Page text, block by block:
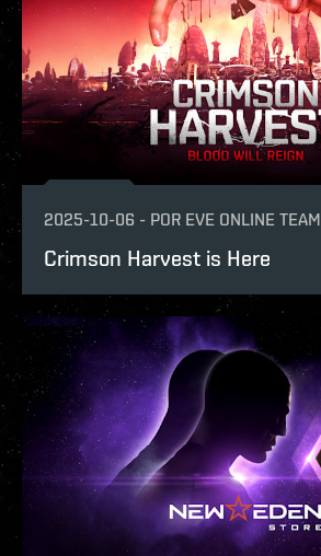
2025-10-06 - POR EVE ONLINE TEAM
Crimson Harvest is Here